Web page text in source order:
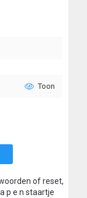
Toon
of reset,
p e n staartje